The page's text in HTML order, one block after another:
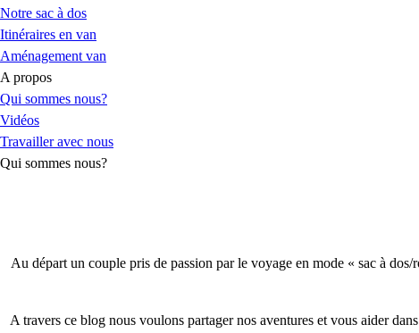
Notre sac à dos
Itinéraires en van
Aménagement van
A propos
Qui sommes nous?
Vidéos
Travailler avec nous
Qui sommes nous?
Au départ un couple pris de passion par le voyage en mode « sac à
A travers ce blog nous voulons partager nos aventures et vous aider